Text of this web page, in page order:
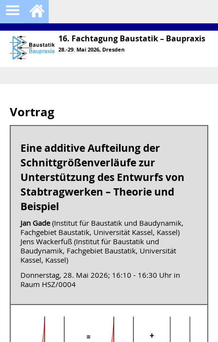
16. Fachtagung Baustatik – Baupraxis
28.-29. Mai 2026, Dresden
Vortrag
Eine additive Aufteilung der
Schnittgrößenverläufe zur
Unterstützung des Entwurfs von
Stabtragwerken – Theorie und
Beispiel
Jan Gade(Institut für Baustatik und Baudynamik,
Fachgebiet Baustatik, Universität Kassel, Kassel)
Jens Wackerfuß (Institut für Baustatik und
Baudynamik, Fachgebiet Baustatik, Universität
Kassel, Kassel)
Donnerstag, 28. Mai 2026; 16:10 - 16:30 Uhr in
Raum HSZ/0004